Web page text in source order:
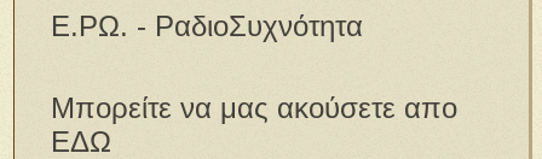
Ε.ΡΩ. - ΡαδιοΣυχνότητα
Μπορείτε να μας ακούσετε απο
ΕΔΩ